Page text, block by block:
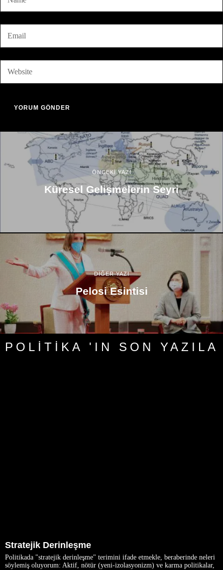
ÖNCEKİ YAZI
Küresel Gelişmelerin Seyri
DİĞER YAZI
Pelosi Esintisi
POLITIKA 'IN SON
Stratejik Derinleşme
Politikada "stratejik derinleşme" terimini ifade etmekle, beraberinde neleri
söylemiş oluyorum: Aktif, nötür (yeni-izolasyonizm) ve karma politikalar,